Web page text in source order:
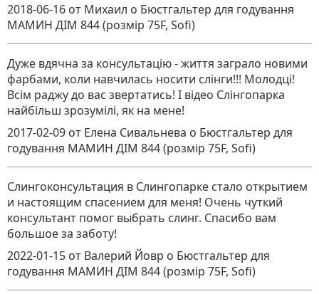
2018-06-16 от Михаил о Бюстгальтер для годування
МАМИН ДІМ 844 (розмір 75F, Sofi)
Дуже вдячна за консультацію - життя заграло новими
фарбами, коли навчилась носити слінги!!! Молодці!
Всім раджу до вас звертатись! І відео Слінгопарка
найбільш зрозумілі, як на мене!
2017-02-09 от Елена Сивальнева о Бюстгальтер для
годування МАМИН ДІМ 844 (розмір 75F, Sofi)
Слингоконсультация в Слингопарке стало открытием
и настоящим спасением для меня! Очень чуткий
консультант помог выбрать слинг. Спасибо вам
большое за заботу!
2022-01-15 от Валерий Йовр о Бюстгальтер для
годування МАМИН ДІМ 844 (розмір 75F, Sofi)